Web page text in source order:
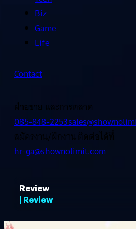
Biz
Game
Life
Contact
ฝ่ายขาย และการตลาด
085-848-2253
สมัครงาน/ฝึกงาน ติดต่อได้ที่
hr-ga@shownolimit.com
Review
| Review